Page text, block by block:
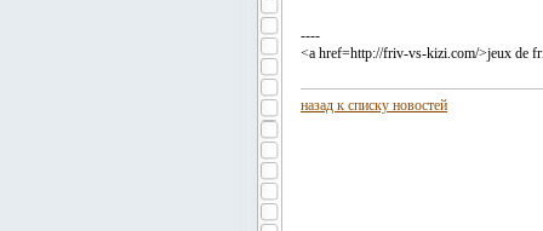
----
<a href=http://friv-vs-kizi.com/>jeux de
назад к списку новостей